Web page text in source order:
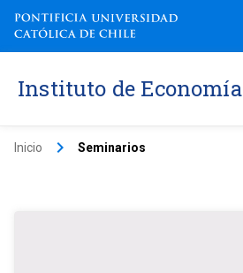
Instituto de Economía
Inicio keyboard_arrow_right Seminarios